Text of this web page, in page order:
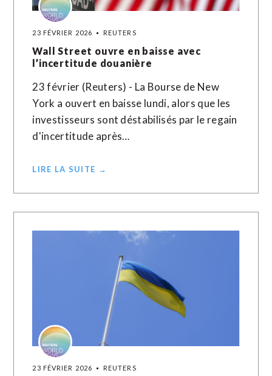
23 FÉVRIER 2026 REUTERS
Wall Street ouvre en baisse avec
l’incertitude douanière
23 février (Reuters) - La Bourse de New
York a ouvert en baisse lundi, alors que les
investisseurs sont déstabilisés par le regain
d'incertitude après…
LIRE LA SUITE →
23 FÉVRIER 2026 REUTERS